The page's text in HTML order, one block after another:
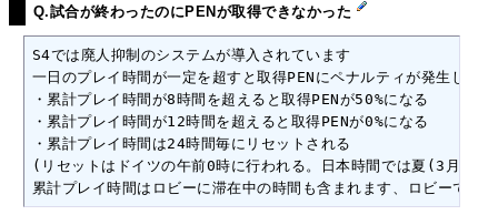
Q.試合が終わったのにPENが取得できなかった
S4では廃人抑制のシステムが導入されています
一日のプレイ時間が一定を超すと取得PENにペナルティが発生します
・累計プレイ時間が8時間を超えると取得PENが50%になる
・累計プレイ時間が12時間を超えると取得PENが0%になる
・累計プレイ時間は24時間毎にリセットされる
(リセットはドイツの午前0時に行われる。日本時間では夏(3月30
累計プレイ時間はロビーに滞在中の時間も含まれます、ロビーで寝